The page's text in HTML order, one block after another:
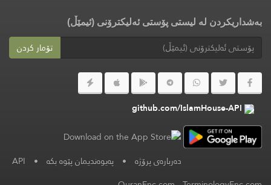
بەشداریکردن لە لیستی پۆستی ئەلیکترۆنی (ئیمێڵ)
تۆمار کردن
github.com/IslamHouse-API
دەربارەی پرۆژە • پەیوەندیمان پێوە بکە •
API